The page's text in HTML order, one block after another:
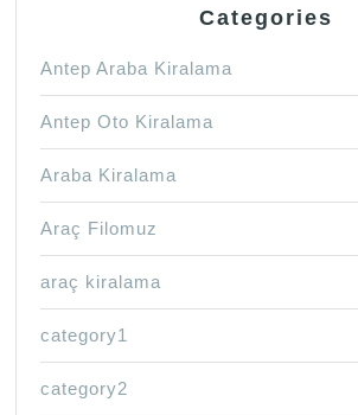
Categories
Antep Araba Kiralama
Antep Oto Kiralama
Araba Kiralama
Araç Filomuz
araç kiralama
category1
category2